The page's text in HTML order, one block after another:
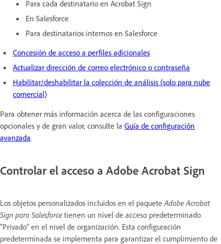
Para cada destinatario en Acrobat Sign
En Salesforce
Para destinatarios internos en Salesforce
Concesión de acceso a perfiles adicionales
Actualizar dirección de correo electrónico o contraseña
Habilitar/deshabilitar la colección de análisis (solo para nube
comercial)
Para obtener más información acerca de las configuraciones
opcionales y de gran valor, consulte la Guía de configuración
avanzada.
Controlar el acceso a Adobe Acrobat Sign
Los objetos personalizados incluidos en el paquete Adobe Acrobat
Sign para Salesforce tienen un nivel de acceso predeterminado
"Privado" en el nivel de organización. Esta configuración
predeterminada se implementa para garantizar el cumplimiento de